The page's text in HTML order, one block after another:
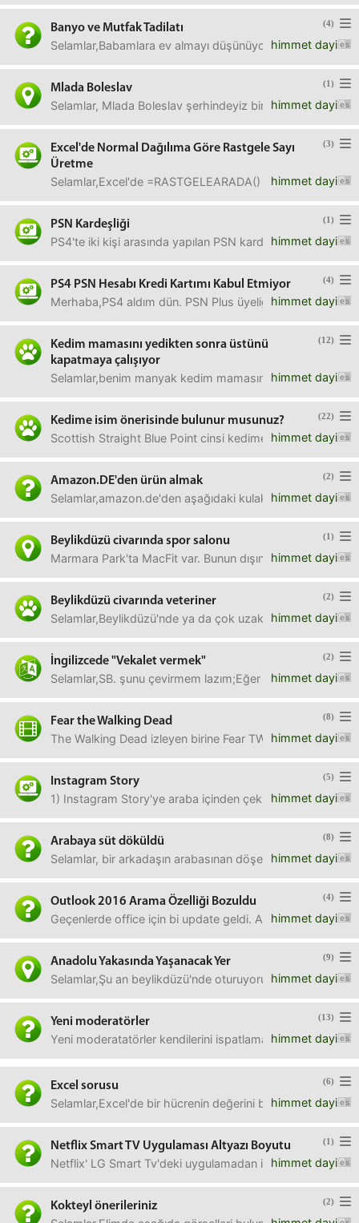
(4)
Banyo ve Mutfak Tadilatı
himmet dayi
Selamlar,Babamlara ev almayı düşünüyoruz. Evi bulduk
(1)
Mlada Boleslav
himmet dayi
Selamlar, Mlada Boleslav şerhindeyiz bir geceliğine. Ne
(3)
Excel'de Normal Dağılıma Göre Rastgele Sayı
Üretme
himmet dayi
Selamlar,Excel'de =RASTGELEARADA() formülü ile
(1)
PSN Kardeşliği
himmet dayi
PS4'te iki kişi arasında yapılan PSN kardeşliği, hesap
(4)
PS4 PSN Hesabı Kredi Kartımı Kabul Etmiyor
himmet dayi
Merhaba,PS4 aldım dün. PSN Plus üyeliği alayım
(12)
Kedim mamasını yedikten sonra üstünü
kapatmaya çalışıyor
himmet dayi
Selamlar,benim manyak kedim mamasını yedikten
(22)
Kedime isim önerisinde bulunur musunuz?
himmet dayi
Scottish Straight Blue Point cinsi kedime isim arıyorum.
(2)
Amazon.DE'den ürün almak
himmet dayi
Selamlar,amazon.de'den aşağıdaki kulaklığı almayı
(1)
Beylikdüzü civarında spor salonu
himmet dayi
Marmara Park'ta MacFit var. Bunun dışında
(2)
Beylikdüzü civarında veteriner
himmet dayi
Selamlar,Beylikdüzü'nde ya da çok uzak olmayan
(2)
İngilizcede "Vekalet vermek"
himmet dayi
Selamlar,SB. şunu çevirmem lazım;Eğer gümrük
(8)
Fear the Walking Dead
himmet dayi
The Walking Dead izleyen birine Fear TWD önerir
(5)
Instagram Story
himmet dayi
1) Instagram Story'ye araba içinden çekilen yol videosu
(8)
Arabaya süt döküldü
himmet dayi
Selamlar, bir arkadaşın arabasınan döşemesine
(4)
Outlook 2016 Arama Özelliği Bozuldu
himmet dayi
Geçenlerde office için bi update geldi. Ardından
(9)
Anadolu Yakasında Yaşanacak Yer
himmet dayi
Selamlar,Şu an beylikdüzü'nde oturuyorum iş nedeniyle.
(13)
Yeni moderatörler
himmet dayi
Yeni moderatatörler kendilerini ispatlamak için biraz
(6)
Excel sorusu
himmet dayi
Selamlar,Excel'de bir hücrenin değerini başka bir
(1)
Netflix Smart TV Uygulaması Altyazı Boyutu
himmet dayi
Netflix' LG Smart Tv'deki uygulamadan izliyorum. Altyazı
(2)
Kokteyl önerileriniz